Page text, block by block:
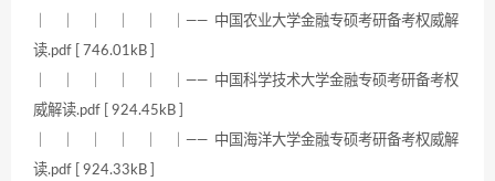
｜ ｜ ｜ ｜ ｜ ｜—— 中国农业大学金融专硕考研备考权威解
读.pdf [ 746.01kB ]
｜ ｜ ｜ ｜ ｜ ｜—— 中国科学技术大学金融专硕考研备考权
威解读.pdf [ 924.45kB ]
｜ ｜ ｜ ｜ ｜ ｜—— 中国海洋大学金融专硕考研备考权威解
读.pdf [ 924.33kB ]